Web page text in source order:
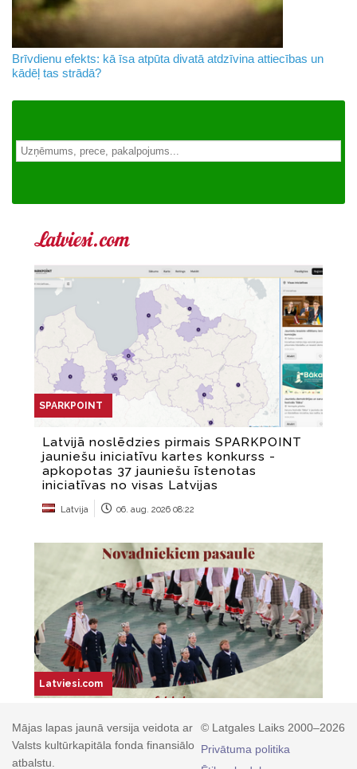
Brīvdienu efekts: kā īsa atpūta divatā atdzīvina attiecības un
kādēļ tas strādā?
© Latgales Laiks 2000–2026
Privātuma politika
Mājas lapas jaunā versija veidota ar
Valsts kultūrkapitāla fonda finansiālo
atbalstu.